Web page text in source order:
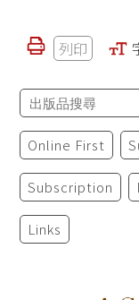
列印
Online First
Subscription
Links